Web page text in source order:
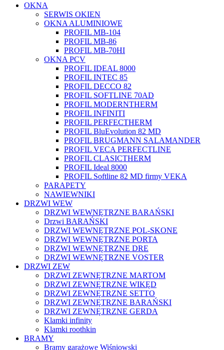
OKNA
SERWIS OKIEN
OKNA ALUMINIOWE
PROFIL MB-104
PROFIL MB-86
PROFIL MB-70HI
OKNA PCV
PROFIL IDEAL 8000
PROFIL INTEC 85
PROFIL DECCO 82
PROFIL SOFTLINE 70AD
PROFIL MODERNTHERM
PROFIL INFINITI
PROFIL PERFECTHERM
PROFIL BluEvolution 82 MD
PROFIL BRUGMANN SALAMANDER
PROFIL VECA PERFECTLINE
PROFIL CLASICTHERM
PROFIL Ideal 8000
PROFIL Softline 82 MD firmy VEKA
PARAPETY
NAWIEWNIKI
DRZWI WEW
DRZWI WEWNĘTRZNE BARAŃSKI
Drzwi BARAŃSKI
DRZWI WEWNĘTRZNE POL-SKONE
DRZWI WEWNĘTRZNE PORTA
DRZWI WEWNĘTRZNE DRE
DRZWI WEWNĘTRZNE VOSTER
DRZWI ZEW
DRZWI ZEWNĘTRZNE MARTOM
DRZWI ZEWNĘTRZNE WIKĘD
DRZWI ZEWNĘTRZNE SETTO
DRZWI ZEWNĘTRZNE BARAŃSKI
DRZWI ZEWNĘTRZNE GERDA
Klamki infinity
Klamki roothkin
BRAMY
Bramy garażowe Wiśniowski